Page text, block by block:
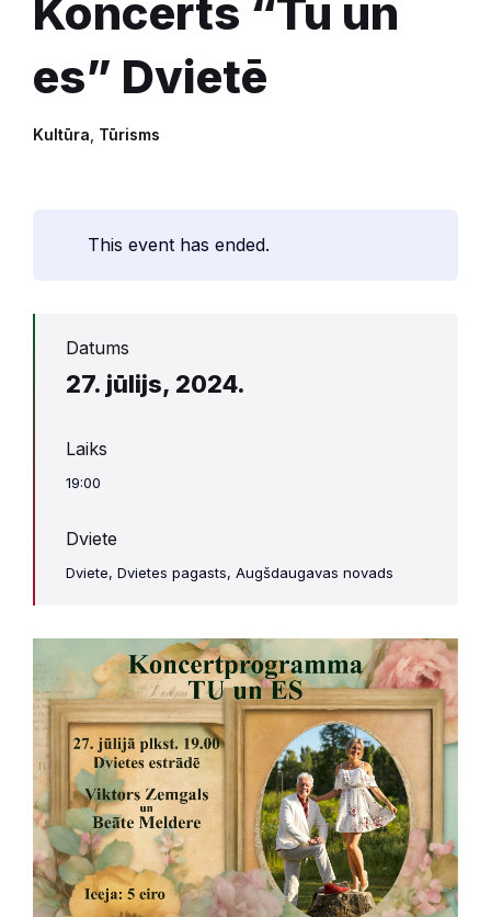
Koncerts “Tu un
es” Dvietē
Kultūra Tūrisms
This event has ended.
Datums
27. jūlijs, 2024.
Laiks
19:00
Dviete
Dviete, Dvietes pagasts, Augšdaugavas novads